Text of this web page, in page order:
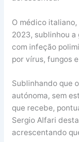
O médico
2023, sublinhou
com infeção
por vírus, fungos
Sublinhando que
autónoma, sem
que recebe,
Sergio Alfari
acrescentando